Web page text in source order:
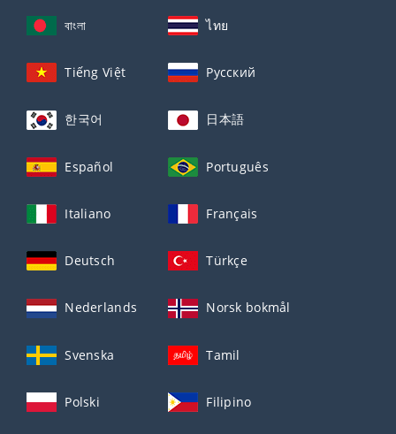
বাংলা ไทย
Tiếng Việt Русский
한국어 日本語
Español Português
Italiano Français
Deutsch Türkçe
Nederlands Norsk bokmål
Svenska Tamil
Polski Filipino